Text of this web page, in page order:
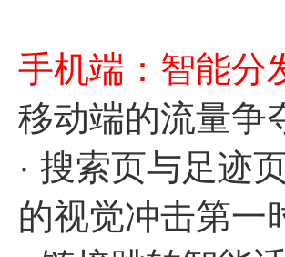
手机端：智能分
移动端的流量争
· 搜索页与足迹
的视觉冲击第一